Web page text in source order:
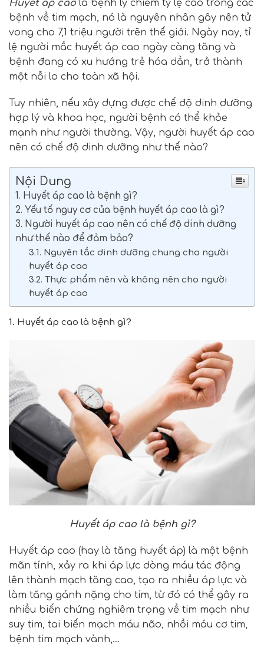
Huyết áp cao là bệnh lý chiếm tỷ lệ cao trong các
bệnh về tim mạch, nó là nguyên nhân gây nên tử
vong cho 7,1 triệu người trên thế giới. Ngày nay, tỉ
lệ người mắc huyết áp cao ngày càng tăng và
bệnh đang có xu hướng trẻ hóa dần, trở thành
một nỗi lo cho toàn xã hội.
Tuy nhiên, nếu xây dựng được chế độ dinh dưỡng
hợp lý và khoa học, người bệnh có thể khỏe
mạnh như người thường. Vậy, người huyết áp cao
nên có chế độ dinh dưỡng như thế nào?
Nội Dung
1. Huyết áp cao là bệnh gì?
2. Yếu tố nguy cơ của bệnh huyết áp cao là gì?
3. Người huyết áp cao nên có chế độ dinh dưỡng
như thế nào để đảm bảo?
3.1. Nguyên tắc dinh dưỡng chung cho người
huyết áp cao
3.2. Thực phẩm nên và không nên cho người
huyết áp cao
1. Huyết áp cao là bệnh gì?
Huyết áp cao là bệnh gì?
Huyết áp cao (hay là tăng huyết áp) là một bệnh
mãn tính, xảy ra khi áp lực dòng máu tác động
lên thành mạch tăng cao, tạo ra nhiều áp lực và
làm tăng gánh nặng cho tim, từ đó có thể gây ra
nhiều biến chứng nghiêm trọng về tim mạch như
suy tim, tai biến mạch máu não, nhồi máu cơ tim,
bệnh tim mạch vành,…